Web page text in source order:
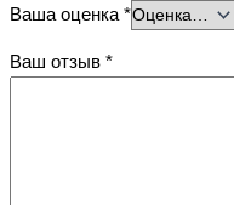
Ваша оценка *
Ваш отзыв *